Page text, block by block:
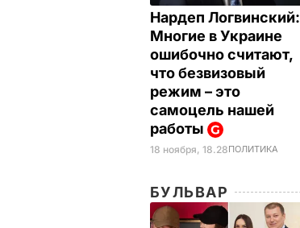
Нардеп Логвинский:
Многие в Украине
ошибочно считают,
что безвизовый
режим – это
самоцель нашей
работы
18 ноября, 18.28ПОЛИТИКА
БУЛЬВАР